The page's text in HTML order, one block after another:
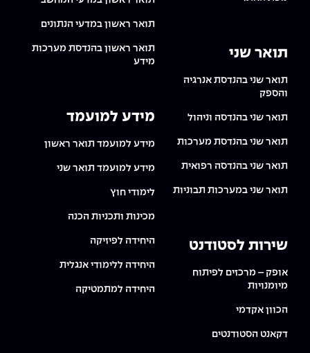
תואר שני
תואר שני בהנדסת אנרגיה
והספק
תואר שני בהנדסה וניהול
תואר שני בהנדסת מערכות
תואר שני בהנדסה רפואית
תואר שני במערכות תבוניות
שירות לסטודנט
אופק – מרכזים לפיתוח
מיומנויות
הכוון אקדמי
דקאנט הסטודנטים
תואר ראשון במדעי הנתונים
תואר ראשון בהנדסת מערכות
מידע
מידע למועמד
מידע למועמד תואר ראשון
מידע למועמד תואר שני
לימודי חוץ
מכינות ותכניות הכנה
היחידה לפיזיקה
היחידה ללימודי אנגלית
היחידה למתמטיקה